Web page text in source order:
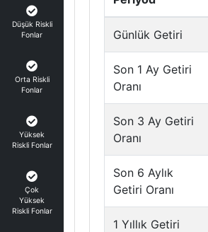
Düşük Riskli
Fonlar
Orta Riskli
Fonlar
Yüksek
Riskli Fonlar
Çok
Yüksek
Riskli Fonlar
Günlük Getiri
Son 1 Ay Getiri
Oranı
Son 3 Ay Getiri
Oranı
Son 6 Aylık
Getiri Oranı
1 Yıllık Getiri